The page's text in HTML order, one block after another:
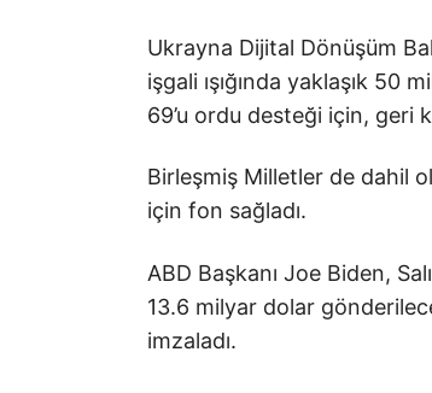
Ukrayna Dijital Dönüşüm
işgali ışığında yaklaşık 50
69’u ordu desteği için, geri
Birleşmiş Milletler de dahil
için fon sağladı.
ABD Başkanı Joe Biden,
13.6 milyar dolar
imzaladı.